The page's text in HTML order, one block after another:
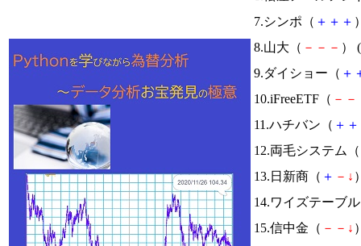
7.シンポ（ ＋ ＋ ＋
8.山大（ － － － ） (
9.ダイショー（ ＋
10.iFreeETF（ － －
11.ハチバン（ ＋ ＋
12.両毛システム（
13.日新商（ ＋ － ↓
14.ワイズテーブ
15.信中金（ － － ↓